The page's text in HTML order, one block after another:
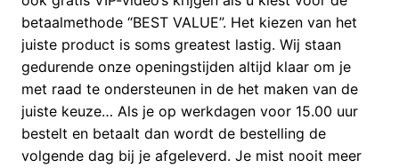
betaalmethode “BEST VALUE”. Het kiezen van het
juiste product is soms greatest lastig. Wij staan
gedurende onze openingstijden altijd klaar om je
met raad te ondersteunen in de het maken van de
juiste keuze… Als je op werkdagen voor 15.00 uur
bestelt en betaalt dan wordt de bestelling de
volgende dag bij je afgeleverd. Je mist nooit meer